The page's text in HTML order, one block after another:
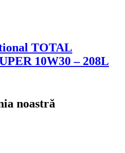
TOTAL
10W30 – 208L
noastră